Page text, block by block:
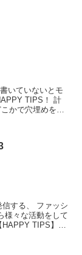
いていないとモ
TIPS！ 計
かで穴埋めをし
する、 ファッシ
様々な活動をして
HAPPY TIPS】で